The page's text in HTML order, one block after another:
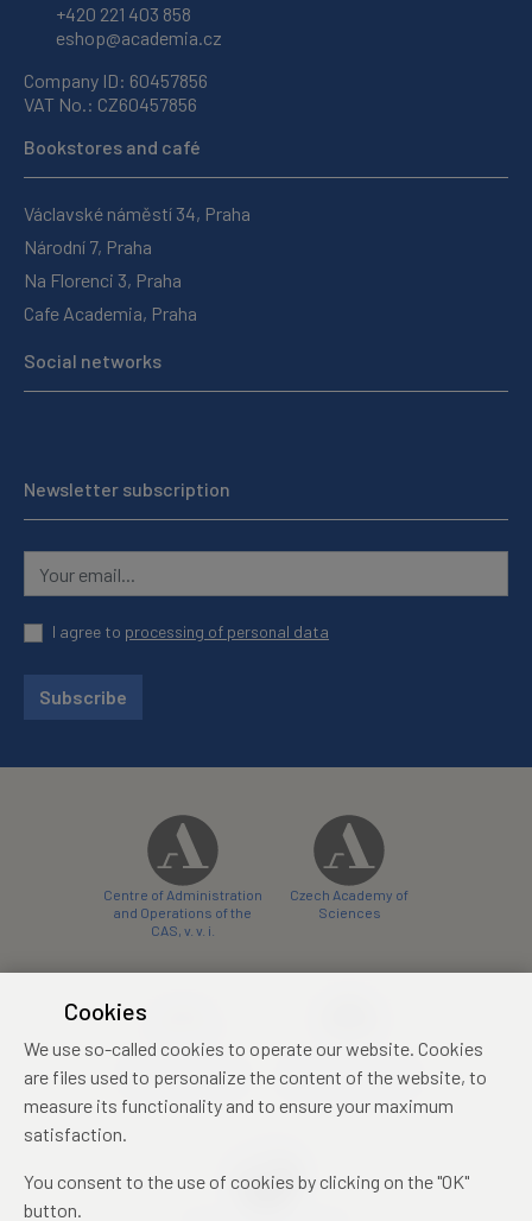
+420 221 403 858
eshop@academia.cz
Company ID: 60457856
VAT No.: CZ60457856
Bookstores and café
Václavské náměstí 34, Praha
Národní 7, Praha
Na Florenci 3, Praha
Cafe Academia, Praha
Social networks
Newsletter subscription
I agree to processing of personal data
Subscribe
Centre of Administration
and Operations of the
CAS, v. v. i.
Czech Academy of
Sciences
conference centre
konferenční centrum
Cookies
We use so-called cookies to operate our website. Cookies
are files used to personalize the content of the website, to
measure its functionality and to ensure your maximum
satisfaction.
You consent to the use of cookies by clicking on the "OK"
button.